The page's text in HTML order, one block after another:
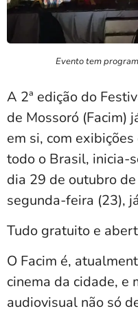
Evento tem
A 2ª edição do
de Mossoró (Facim)
em si, com
todo o Brasil, inicia-
dia 29 de outubro
segunda-feira (23),
Tudo gratuito e
O Facim é,
cinema da cidade, e
audiovisual não só